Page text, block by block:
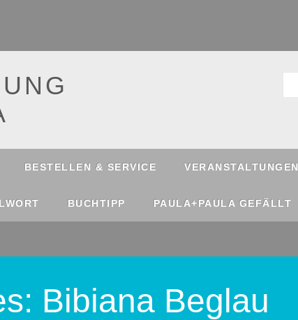
BESTELLEN & SERVICE VERANSTALTUNGEN
BUCHTIPP PAULA+PAULA GEFÄLLT
Bibiana Beglau